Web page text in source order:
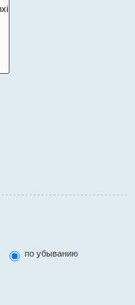
по убыванию